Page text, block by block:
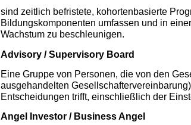
sind zeitlich befristete, kohortenbasierte
Bildungskomponenten umfassen und in
Wachstum zu beschleunigen.
Advisory / Supervisory Board
Eine Gruppe von Personen, die von den
ausgehandelten
Entscheidungen trifft, einschließlich der
Angel Investor / Business Angel